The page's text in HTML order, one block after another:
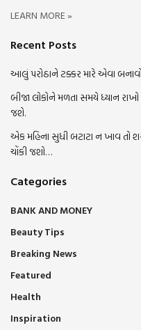
LEARN MORE »
Recent Posts
આલું પરોઠાને ટક્કર મારે એવા બનાવો
બીજા લોકોને મળતા સમયે ધ્યાન
જશે.
એક મહિના સુધી બટાટા ન ખાવ તો
ચોંકી જશો…
Categories
BANK AND MONEY
Beauty Tips
Breaking News
Featured
Health
Inspiration